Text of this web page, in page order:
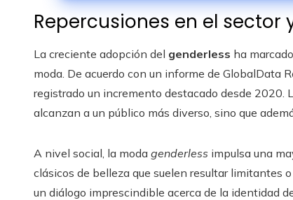
Repercusiones en el sector
La creciente adopción del genderless ha
moda. De acuerdo con un informe de GlobalData
registrado un incremento destacado desde 2020.
alcanzan a un público más diverso, sino que
A nivel social, la moda genderless impulsa una
clásicos de belleza que suelen resultar limitantes
un diálogo imprescindible acerca de la identidad